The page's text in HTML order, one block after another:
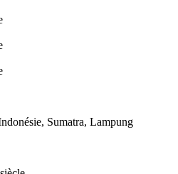
Sumatra, Lampung